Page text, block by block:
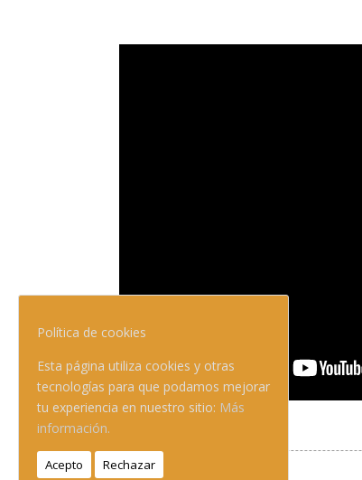
Política de cookies
Esta página utiliza cookies y otras
tecnologías para que podamos mejorar
tu experiencia en nuestro sitio: Más
información.
Acepto Rechazar